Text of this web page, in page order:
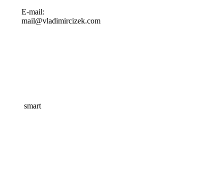
E-mail:
mail@vladimircizek.com
smart